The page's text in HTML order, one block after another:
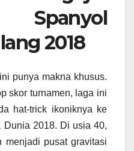
Spanyol
2018
punya makna khusus.
skor turnamen, laga ini
hat-trick ikoniknya ke
2018. Di usia 40,
menjadi pusat gravitasi